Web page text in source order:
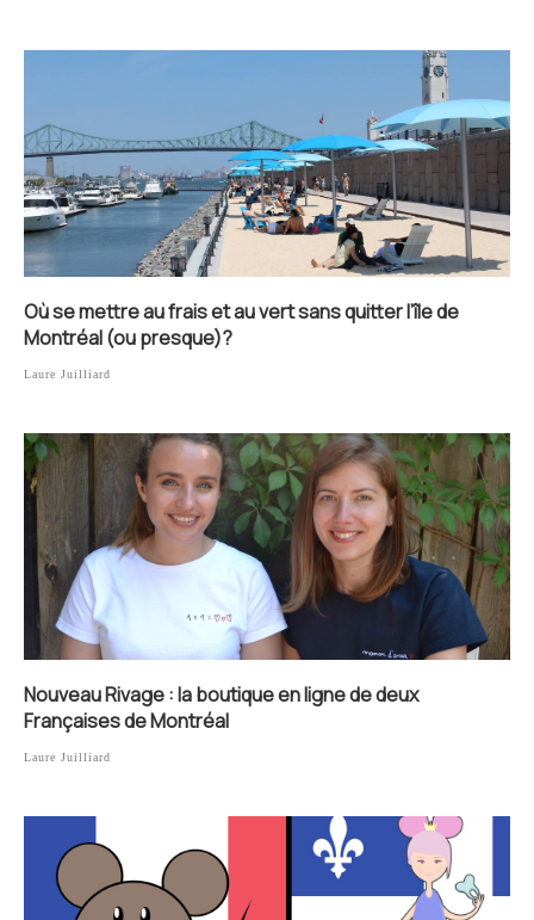
Où se mettre au frais et au vert sans quitter l’île de
Montréal (ou presque)?
Laure Juilliard
Nouveau Rivage : la boutique en ligne de deux
Françaises de Montréal
Laure Juilliard